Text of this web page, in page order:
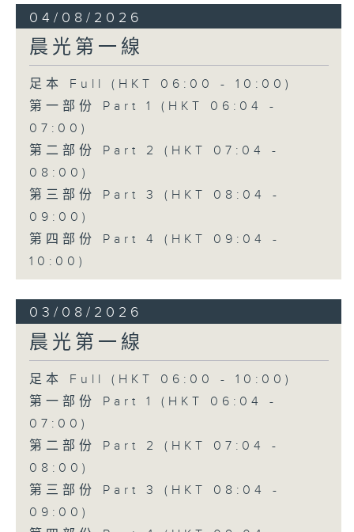
04/08/2026
晨光第一線
足本 Full (HKT 06:00 - 10:00)
第一部份 Part 1 (HKT 06:04 -
07:00)
第二部份 Part 2 (HKT 07:04 -
08:00)
第三部份 Part 3 (HKT 08:04 -
09:00)
第四部份 Part 4 (HKT 09:04 -
10:00)
03/08/2026
晨光第一線
足本 Full (HKT 06:00 - 10:00)
第一部份 Part 1 (HKT 06:04 -
07:00)
第二部份 Part 2 (HKT 07:04 -
08:00)
第三部份 Part 3 (HKT 08:04 -
09:00)